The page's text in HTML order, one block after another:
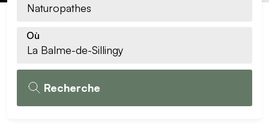
Où
Recherche